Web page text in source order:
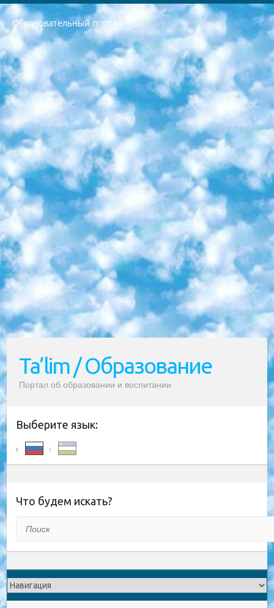
Образовательный портал
РЕСПУБЛИКА УЗБЕКИСТАН МИНИСТРЕРСТВО ДОШКОЛЬНОГО И ШКОЛЬНОГО ОБРАЗОВАНИЯ КОМАНДА в общеобразовательных учреждениях в 2023-2024 учебном году организация и проведение итоговой государственной аттестации обучающихся о Министра дошкольного и школьного образования Республики Узбекистан от 4 марта 2008 года (постановлением Минюста от 20 марта 2008 года № 1778 государственной регистрации) «Итоговое состояние учащихся общего среднего образования на основании положения об утверждении положения об аттестации общего среднего образования выпускной экзамен студентов в образовательных учреждениях в 2023-2024 учебном году В целях организации и прохождения аттестации приказываю: 1. Следующее: перечень предметов, по которым будет проводиться итоговая государственная аттестация и экзамен формы перевода согласно приложению 1; сертификаты международного образца, оценивающие уровень владения иностранными языками перечень согласно приложению 2; 2. Педагогический при специализированных образовательных учреждениях. научно-практический центр квалификации и международной оценки (Д.Давидова) 2024 г. До 25 марта: задания по предметам, по которым будет проводиться итоговая аттестация разработка и утверждение технических условий; итоговая аттестация на основании разработанного предметного задания разработка вопросов по предметам (устно и письменно), экзамен передача; общеобразовательные средние школы и специальные учебные заведения учащиеся выпускных классов школ и интернатов в агентской системе подготовка базы данных экзаменационных материалов и критериев оценки; перевод базы экзаменационных материалов на все языки обучения подать в Республиканский образовательный центр для изготовления; варианты экзаменов на основе разработанных контрольных материалов пусть будут поставлены задачи формирования. 3. Республиканский образовательный центр (Ш.Худайкулов) до 5 апреля 2024 года. до: база данных предоставленных экзаменационных материалов на все языки обучения перевод и экспертиза; для слепых, слабовидящих, глухих, слабослышащих и умственно отсталых детей учащиеся выпускных классов специализированных школ и школ-интернатов база данных экзаменационных материалов на всех преподаваемых языках подготовка критериев оценки; специализированные школы для умственно отсталых детей и технологии для учащихся выпускных классов школ-интернатов разработка соответствующих рекомендаций и критериев проведения ЕГЭ по естествознанию давать задания. 4. Педагогический при специализированных образовательных учреждениях. Научно-практический центр навыков и международной оценки (Д.Давидова), Республика образовательный центр (Худайкулов Ш.) итоговый государственный аттестационный экзамен ориентирован на творческое и логическое мышление при подготовке базы материалов учитывать введение заданий. 5. Следует отметить, что: сертификат государственного образца о знании общеобразовательного предмета и как минимум национальный уровень B1 по предметам на иностранных языках, указанным в Приложении 2. или международно признанный сертификат эквивалентного уровня студенты, изучающие определенный предмет, освобождаются от экзамена; по соответствующим предметам запланирована итоговая государственная аттестация за день до дня, путем жеребьевки Рабочей группой (в письменной форме по предметам, проводимым в форме) из числа сформированных вариантов выбрано 2 варианта; 2 выбранных варианта экзамена анонсированы на официальном сайте министерства и все выпускники по всей стране на основе этих вариантов проводит итоговую государственную аттестацию. 6. Государственное образование учащихся средних общеобразовательных учреждений. знания в соответствии с квалификационными требованиями, которые необходимо приобрести на основании стандартов итоговый (выпускной) контроль для 9 и 11 классов в целях тестирования Экзамены (далее – экзамены) состоят из предметов, перечисленных в приложении 1. будет сделано. 7. Экзамены пройдут с 26 мая по 15 июня 2024 г. (кроме науки физического воспитания). 8. Физическая для учащихся 9 классов общесредних образовательных учреждений. Экзамены по предмету «Образование, квалификация медицина» 1-6 мая 2024 года. сотрудники перевести под присмотр (с отклонениями в физическом или умственном развитии) специализированная школа для детей, школы-интернаты и со сколиозом школы-интернаты санаторного типа для больных детей исключены). 9. Он был слепым, слабовидящим и имел нарушения опорно-двигательного аппарата. экзамены в специализированных школах и интернатах для детей должны проводиться исходя из требований, предъявляемых к общеобразовательным учреждениям (физкультура кроме науки). 10. Специализированная школа для глухих и слабослышащих детей. и экзамены в интернатах и быть реализован в виде письменного теста по математике. 11. Специальность для умственно отсталых детей. Для 9 класса Родной язык и литературное письмо Государственный язык (язык обучения – узбекский). для неклассов) написано Математическое письмо Письменная/устная история Узбекистана Физическое воспитание практично Итоговый контроль Для 11 класса Написание родного языка и литературы (эссе) Математическое письмо Узбекский язык (обучение на узбекском языке) не посещающее общее среднее образование для учреждений)/Образовательное учреждение выбор письменный и устный Иностранный язык письменный/устный Письменная/устная история Узбекистана *По выбору студента:  Химия  Физика  Основы государственного права  География 10 бесплатных образовательных ресурсов - Мы составили подборку онлайн-проектов с интерактивными упражнениями, видеолекциями и статьями. Они помогут вам обрести новые и освежить старые знания бесплатно. 1. «ИНТУИТ» Старейшая образовательная площадка Рунета. Здесь вы найдёте сотни текстовых и видеокурсов на десятки различных тем — от программирования до психологии. Многие курсы подготовлены российскими университетами и крупными международными компаниями вроде Intel и Microsoft. Самостоятельное обучение бесплатное, но желающие могут оплатить услуги персональных наставников. 2. «Смартия» знакомит с актуальными профессиями и подсказывает, как им обучаться. Выбрав заинтересовавшую вас специальность — SMM-специалист, фотограф, веб-дизайнер или другую, — увидите список необходимых для неё умений. Чтобы вы могли освоить их самостоятельно, для каждого умения площадка отображает подборку ссылок на учебные материалы. Хотя «Смартия» ориентируется на русскоязычную аудиторию, часть контента всё же доступна только на английском. 3. «Лекторий Физтеха» Проект Московского физико-технического института (Физтеха). С его помощью вы можете смотреть онлайн серии лекций, записанные на видео в этом вузе. В числе доступных предметов — физика, биология, химия, информационные технологии и другие. К некоторым лекциям администрация ресурса прилагает готовые конспекты, которые можно скачивать в PDF-формате. 4. ITMOcourses Онлайн-площадка Санкт-Петербургского национального исследовательского университета информационных технологий, механики и оптики (ИТМО). Ресурс предоставляет свободный доступ к курсам, разработанным в этом вузе. Каталог материалов разбит на четыре категории: «Оптические системы и технологии», «Приборостроение и робототехника», «Информационные технологии» и «Биотехнологии». Курсы состоят из видеолекций, интерактивных демонстраций и заданий. 5. «КиберЛенинка» Электронная научная библиотека открытого доступа. Каталог площадки регулярно обрастает текстами статей из различных научных изданий. Сгруппированные по журналам и рубрикам публикации можно читать онлайн или скачивать целиком в PDF-формате. Проект нацелен на популяризацию науки за счёт открытого доступа к качественной информации. 6. «ПостНаука» На этом ресурсе публикуют подборки видеолекций, составленные экспертами из разных отраслей и объединённые общими темами. Среди них, к примеру, есть серии «Биоинформатика и геномика», «Культура средневековой Скандинавии» и Cinema Studies о теории кино. Каждая подборка лекций — логически связанная история, рассказанная экспертом от первого лица. Кроме того, на сайте появляются научно-образовательные статьи и тесты на разные темы. 7. «Newочём» Команда проекта «Newочём» отбирает самые интересные тексты из англоязычных СМИ и переводит те из них, за которые голосуют участники сообщества «ВКонтакте». По большей части это научно-популярные статьи. Редакторы придумывают лишь заголовки, в остальном содержание переводов соответствует оригиналам. Полные тексты можно читать прямо в социальной сети. 8. InternetUrok Онлайн-база материалов по основным дисциплинам школьной программы. Информация на сайте структурирована по классам, предметам и темам (урокам). Каждый урок состоит из видеолекций и конспектов. Есть также интерактивные тренажёры и тесты для закрепления пройденного материала. Даже если вы давно окончили школу, возможность повторить программу старших классов всегда может пригодиться. 9. Edutainme Ещё один ресурс об образовании. В отличие от Newtonew, как мне кажется, Edutainme больше ориентируется на представителей индустрии: педагогов, предпринимателей, разработчиков образовательных проектов. Но и любой, кто просто стремится к саморазвитию, найдёт на сайте много полезного и интересного для себя. Например, информацию о новых курсах и образовательных сервисах. 10. Newtonew Онлайн-медиа об образовании и обучении в широком смысле. Авторы Newtonew пишут об инструментах, заведениях, тактиках и стратегиях, которые помогают учить других и получать новые знания самостоятельно. На этой площадке вы найдёте новости, обзоры, аналитические мат
Ta’lim / Образование
Портал об образовании и воспитании
Выберите язык:
Что будем искать?